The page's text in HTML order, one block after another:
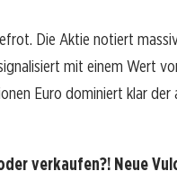
Die Aktie notiert
mit einem Wert
Euro dominiert klar
verkaufen?! Neue